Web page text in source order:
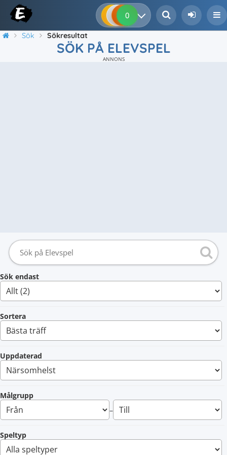
0 0 0
Sök Sökresultat
SÖK PÅ ELEVSPEL
ANNONS
Sök endast
Sortera
Uppdaterad
Målgrupp
–
Speltyp